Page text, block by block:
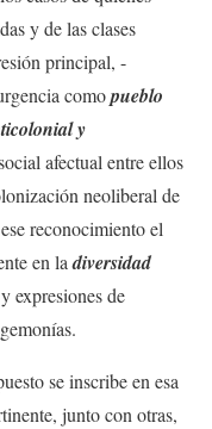
y de las clases
principal, -
comopueblo
y
afectual entre ellos
neoliberal de
reconocimiento el
en ladiversidad
expresiones de
se inscribe en esa
junto con otras,